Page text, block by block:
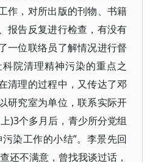
作，对所出版的刊物、书籍
报告反复进行检查，有没有
一位联络员了解情况进行督
院清理精神污染的重点之
清理的过程中，又传达了邓
研究室为单位，联系实际开
)3个多月后，青少所分党组
染工作的小结”。李景先回
还不满意，曾找我谈过话，